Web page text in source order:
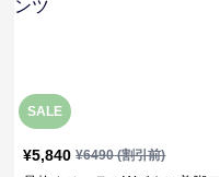
SALE
¥5,840 ¥6490(割引前)